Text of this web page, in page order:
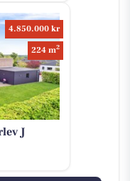
4.850.000 kr
224 m2
J